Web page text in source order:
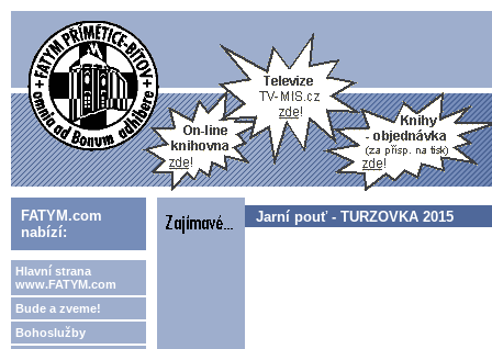
FATYM.com
nabízí:
Hlavní strana
www.FATYM.com
Bude a zveme!
Bohoslužby
Jarní pouť - TURZOVKA 2015